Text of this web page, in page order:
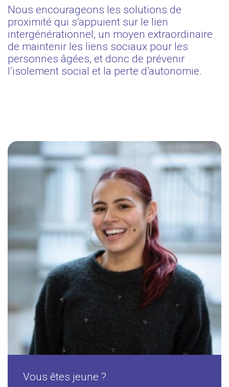
Nous encourageons les solutions de
proximité qui s’appuient sur le lien
intergénérationnel, un moyen extraordinaire
de maintenir les liens sociaux pour les
personnes âgées, et donc de prévenir
l’isolement social et la perte d’autonomie.
Vous êtes jeune ?